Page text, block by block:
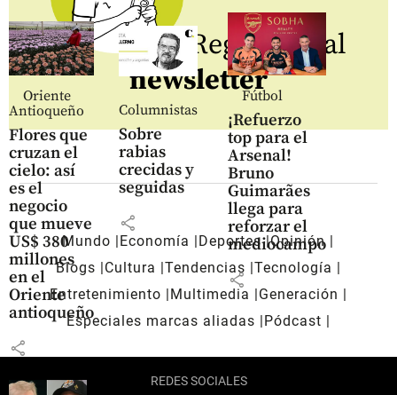
Oriente
Antioqueño
Flores que
cruzan el
cielo: así
es el
negocio
que mueve
US$ 380
millones
en el
Oriente
antioqueño
share
Columnistas
Sobre
rabias
crecidas y
seguidas
share
Fútbol
¡Refuerzo
top para el
Arsenal!
Bruno
Guimarães
llega para
reforzar el
mediocampo
share
Regístrate al
newsletter
Mundo Economía Deportes Opinión
Blogs
Cultura Tendencias Tecnología
Entretenimiento
Multimedia
Generación
Especiales marcas aliadas
Pódcast
REDES SOCIALES